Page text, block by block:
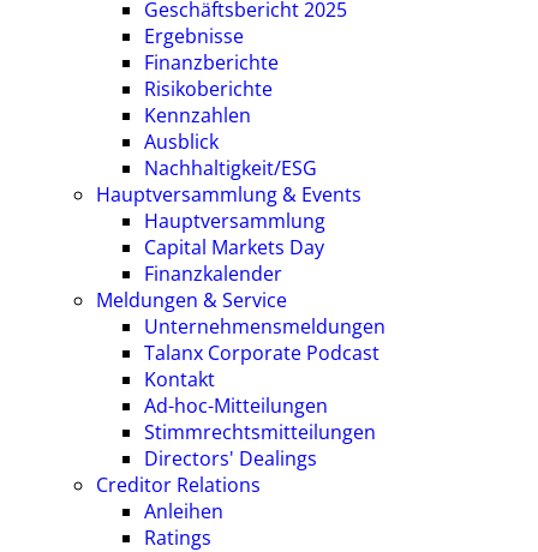
Geschäftsbericht 2025
Ergebnisse
Finanzberichte
Risikoberichte
Kennzahlen
Ausblick
Nachhaltigkeit/ESG
Hauptversammlung & Events
Hauptversammlung
Capital Markets Day
Finanzkalender
Meldungen & Service
Unternehmensmeldungen
Talanx Corporate Podcast
Kontakt
Ad-hoc-Mitteilungen
Stimmrechtsmitteilungen
Directors' Dealings
Creditor Relations
Anleihen
Ratings